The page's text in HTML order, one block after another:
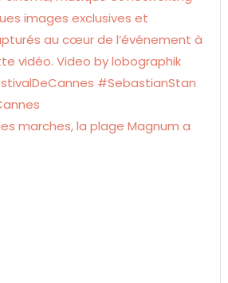
marches, la plage Magnum a